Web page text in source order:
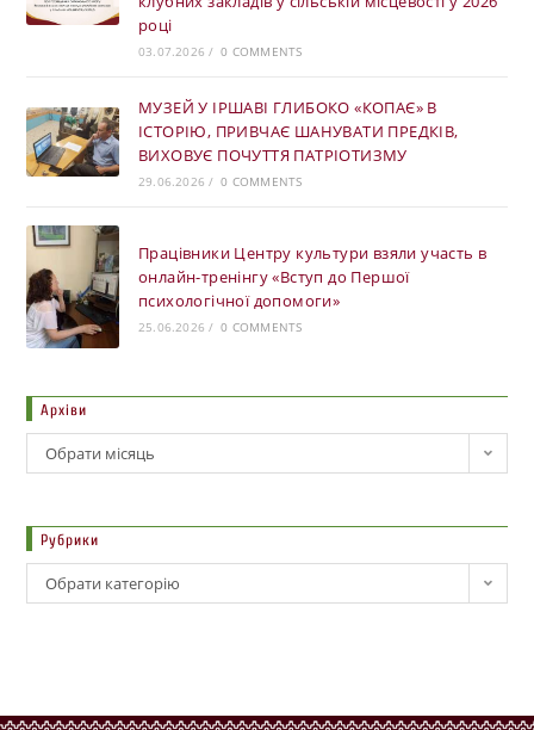
році
03.07.2026 / 0 COMMENTS
МУЗЕЙ У ІРШАВІ ГЛИБОКО «КОПАЄ» В
ІСТОРІЮ, ПРИВЧАЄ ШАНУВАТИ ПРЕДКІВ,
ВИХОВУЄ ПОЧУТТЯ ПАТРІОТИЗМУ
29.06.2026 / 0 COMMENTS
Працівники Центру культури взяли участь в
онлайн-тренінгу «Вступ до Першої
психологічної допомоги»
25.06.2026 / 0 COMMENTS
Архіви
Обрати місяць
Рубрики
Обрати категорію